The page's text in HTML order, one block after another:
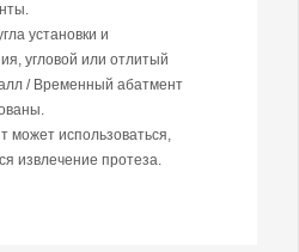
установки и
угловой или отлитый
/ Временный абатмент
может использоваться,
извлечение протеза.